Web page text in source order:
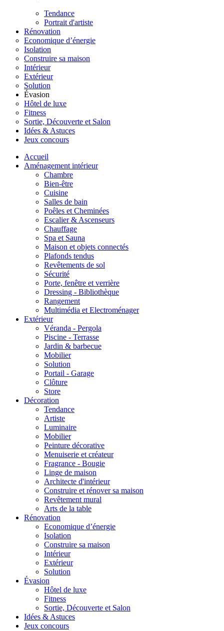
Tendance
Portrait d'artiste
Rénovation
Economique d’énergie
Isolation
Construire sa maison
Intérieur
Extérieur
Solution
Évasion
Hôtel de luxe
Fitness
Sortie, Découverte et Salon
Idées & Astuces
Jeux concours
Accueil
Aménagement intérieur
Chambre
Bien-être
Cuisine
Salles de bain
Poêles et Cheminées
Escalier & Ascenseurs
Chauffage
Spa et Sauna
Maison et objets connectés
Plafonds tendus
Revêtements de sol
Sécurité
Porte, fenêtre et verrière
Dressing - Bibliothèque
Rangement
Multimédia et Electroménager
Extérieur
Véranda - Pergola
Piscine - Terrasse
Jardin & barbecue
Mobilier
Solution
Portail - Garage
Clôture
Store
Décoration
Tendance
Artiste
Luminaire
Mobilier
Peinture décorative
Menuiserie et créateur
Fragrance - Bougie
Linge de maison
Architecte d'intérieur
Construire et rénover sa maison
Revêtement mural
Arts de la table
Rénovation
Economique d’énergie
Isolation
Construire sa maison
Intérieur
Extérieur
Solution
Évasion
Hôtel de luxe
Fitness
Sortie, Découverte et Salon
Idées & Astuces
Jeux concours